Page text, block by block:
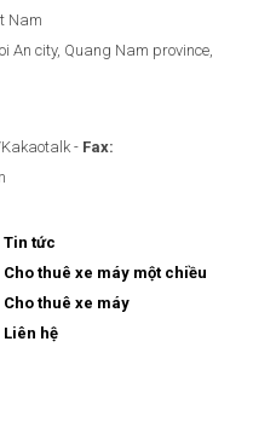
Nam
An city, Quang Nam province,
- Fax:
Tin tức
Cho thuê xe máy một chiều
Cho thuê xe máy
Liên hệ